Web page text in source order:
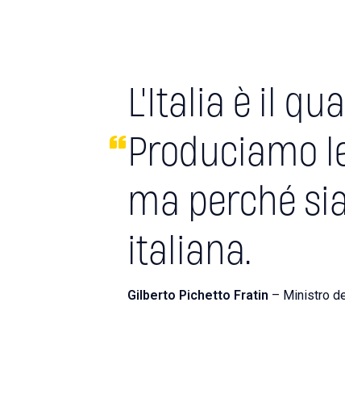
L'Italia è il
Produciamo
ma perché
italiana.
Gilberto Pichetto Fratin – Ministro